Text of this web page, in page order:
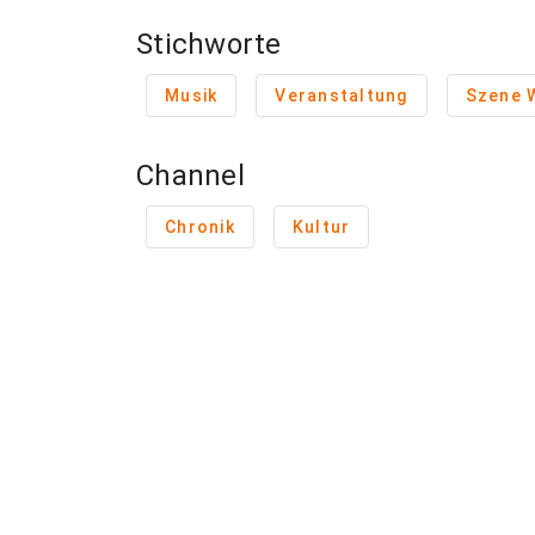
Stichworte
Musik Veranstaltung Szene
Channel
Chronik Kultur